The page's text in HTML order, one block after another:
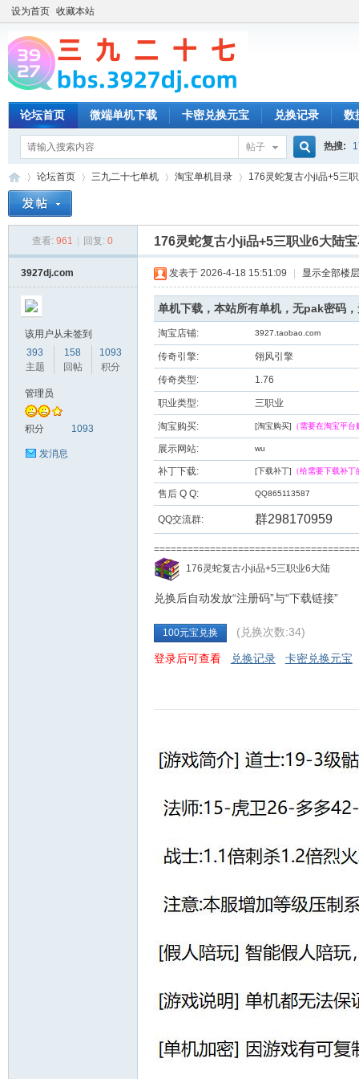
设为首页 收藏本站
论坛首页 微端单机下载 卡密兑换元宝 兑换记录 数
帖子
搜
索
热搜:
论坛首页
›
三九二十七单机
›
淘宝单机目录
›
176灵蛇复古小ji品+5三
查看: 961 回复: 0 176灵蛇复古小ji品+5三职业6大陆
3927dj.com
该用户从未签到
393
主题
158
回帖
1093
积分
管理员
积分 1093
发消息
发表于 2026-4-18 15:51:09 显示全部楼层
单机下载，本站所有单机，无pak密码
淘宝店铺: 3927.taobao.com
传奇引擎: 翎风引擎
传奇类型: 1.76
职业类型: 三职业
淘宝购买: [淘宝购买] （需要在淘宝平
展示网站: wu
补丁下载: [下载补丁] （给需要下载补
售后 Q Q: QQ865113587
QQ交流群: 群298170959
176灵蛇复古小ji品+5三职业6大陆
兑换后自动发放“注册码”与“下载链接”
100元宝兑换 (兑换次数:34)
登录后可查看 兑换记录 卡密兑换元宝